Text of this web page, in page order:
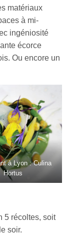
matériaux
à mi-
ingéniosité
écorce
Ou encore un
à Lyon : Culina
Hortus
5 récoltes, soit
soir.